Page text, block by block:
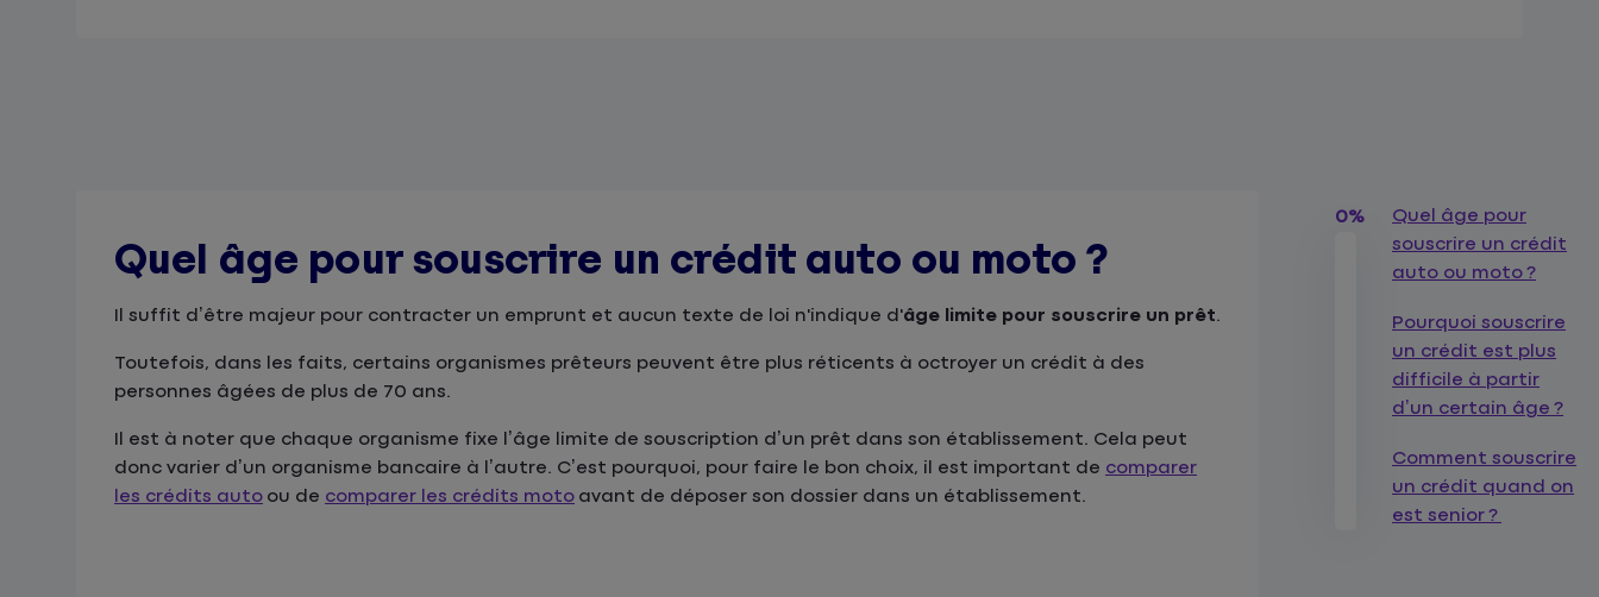
0%
Quel âge pour
souscrire un crédit
auto ou moto ?
Pourquoi souscrire
un crédit est plus
difficile à partir
d’un certain âge ?
Comment souscrire
un crédit quand on
est senior ?
Quel âge pour souscrire un crédit auto ou moto ?
Il suffit d’être majeur pour contracter un emprunt et aucun texte de loi n'indique d'âge limite pour souscrire un prêt.
Toutefois, dans les faits, certains organismes prêteurs peuvent être plus réticents à octroyer un crédit à des
personnes âgées de plus de 70 ans.
Il est à noter que chaque organisme fixe l’âge limite de souscription d’un prêt dans son établissement. Cela peut
donc varier d’un organisme bancaire à l’autre. C’est pourquoi, pour faire le bon choix, il est important de comparer
les crédits auto ou de comparer les crédits moto avant de déposer son dossier dans un établissement.